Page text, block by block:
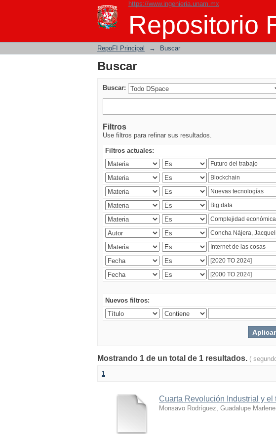
https://www.ingenieria.unam.mx
Repositorio
Buscar
RepoFI Principal → Buscar
Buscar
Buscar:
Filtros
Use filtros para refinar sus resultados.
Filtros actuales:
Nuevos filtros:
Mostrando 1 de un total de 1 resultados. (
1
Cuarta Revolución Industrial y el
Monsavo Rodríguez, Guadalupe Marlene